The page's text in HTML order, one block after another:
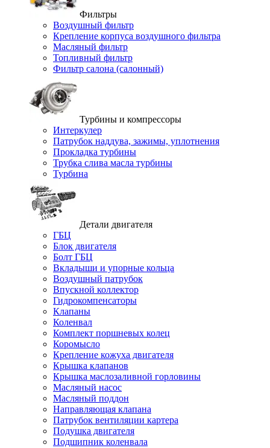
Фильтры
Воздушный фильтр
Крепление корпуса воздушного фильтра
Масляный фильтр
Топливный фильтр
Фильтр салона (салонный)
Турбины и компрессоры
Интеркулер
Патрубок наддува, зажимы, уплотнения
Прокладка турбины
Трубка слива масла турбины
Турбина
Детали двигателя
ГБЦ
Блок двигателя
Болт ГБЦ
Вкладыши и упорные кольца
Воздушный патрубок
Впускной коллектор
Гидрокомпенсаторы
Клапаны
Коленвал
Комплект поршневых колец
Коромысло
Крепление кожуха двигателя
Крышка клапанов
Крышка маслозаливной горловины
Масляный насос
Масляный поддон
Направляющая клапана
Патрубок вентиляции картера
Подушка двигателя
Подшипник коленвала